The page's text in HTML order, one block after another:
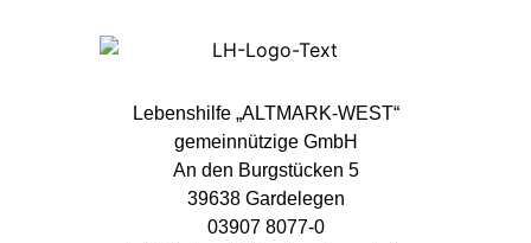
Lebenshilfe „ALTMARK-WEST“
gemeinnützige GmbH
An den Burgstücken 5
39638 Gardelegen
03907 8077-0